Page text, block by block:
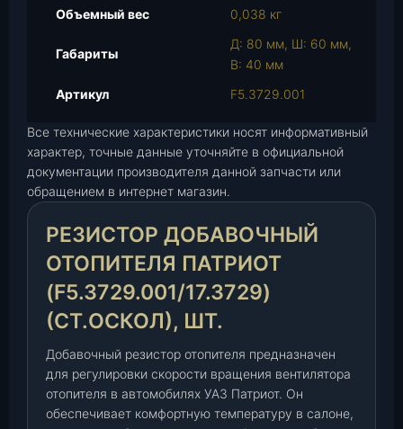
т
о
р
д
б
а
о
ч
ы
й
о
Объемный вес 0,038 кг
Габариты
Д: 80 мм, Ш: 60 мм,
В: 40 мм
Артикул
F5.3729.001
Все технические характеристики носят информативный
характер, точные данные уточняйте в официальной
документации производителя данной запчасти или
обращением в интернет магазин.
РЕЗИСТОР ДОБАВОЧНЫЙ
ОТОПИТЕЛЯ ПАТРИОТ
(F5.3729.001/17.3729)
(СТ.ОСКОЛ), ШТ.
Добавочный резистор отопителя предназначен
для регулировки скорости вращения вентилятора
отопителя в автомобилях УАЗ Патриот. Он
обеспечивает комфортную температуру в салоне,